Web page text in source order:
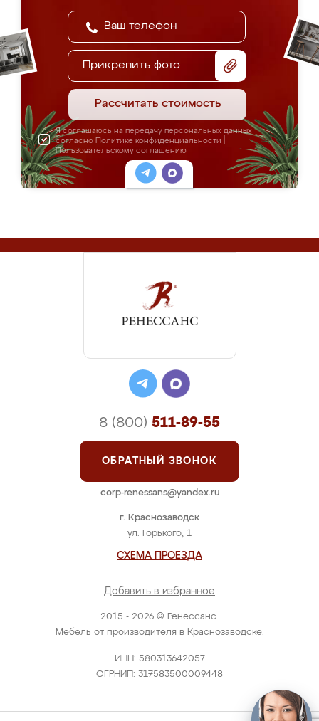
Прикрепить фото
Рассчитать стоимость
Я соглашаюсь на передачу персональных данных
согласно Политике конфиденциальности
Пользовательскому соглашению
2015 - 2026 © Ренессанс.
Мебель от производителя в Краснозаводске.
ИНН: 580313642057
ОГРНИП: 317583500009448
г. Краснозаводск
ул. Горького, 1
СХЕМА ПРОЕЗДА
Добавить в избранное
8 (800) 511-89-55
ОБРАТНЫЙ ЗВОНОК
corp-renessans@yandex.ru